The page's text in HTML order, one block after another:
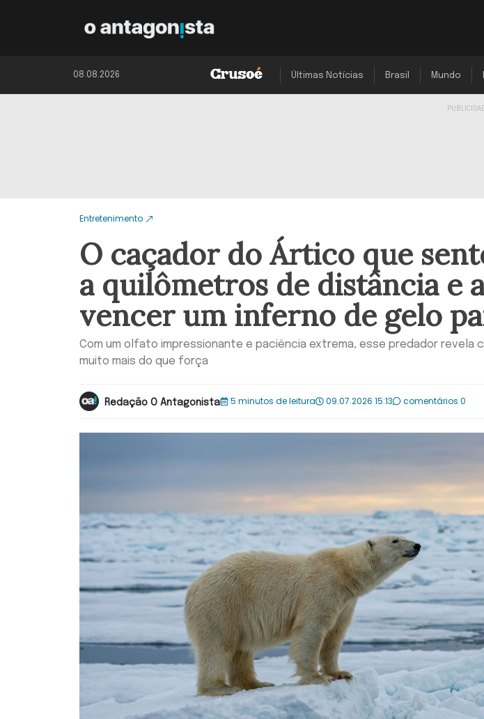
08.08.2026 Últimas Notícias Brasil Mundo
Entretenimento
O caçador do Ártico que
a quilômetros de distância e
vencer um inferno de gelo
Com um olfato impressionante e paciência extrema, esse predador revela
muito mais do que força
Redação O Antagonista 5 minutos de leitura 09.07.2026 15:13 comentários 0